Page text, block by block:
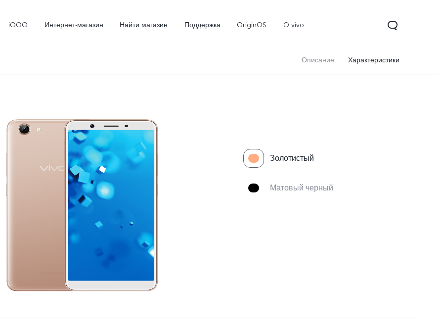
iQOO Интернет-магазин Найти магазин Поддержка OriginOS O vivo
Описание Характеристики
Золотистый
Матовый черный